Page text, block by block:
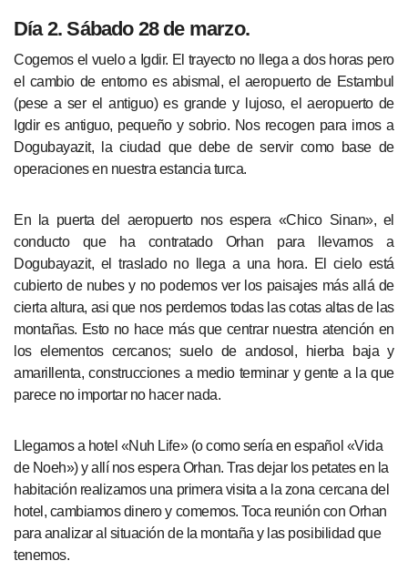
Día 2. Sábado 28 de marzo.
Cogemos el vuelo a Igdir. El trayecto no llega a dos horas pero
el cambio de entorno es abismal, el aeropuerto de Estambul
(pese a ser el antiguo) es grande y lujoso, el aeropuerto de
Igdir es antiguo, pequeño y sobrio. Nos recogen para irnos a
Dogubayazit, la ciudad que debe de servir como base de
operaciones en nuestra estancia turca.
En la puerta del aeropuerto nos espera «Chico Sinan», el
conducto que ha contratado Orhan para llevarnos a
Dogubayazit, el traslado no llega a una hora. El cielo está
cubierto de nubes y no podemos ver los paisajes más allá de
cierta altura, asi que nos perdemos todas las cotas altas de las
montañas. Esto no hace más que centrar nuestra atención en
los elementos cercanos; suelo de andosol, hierba baja y
amarillenta, construcciones a medio terminar y gente a la que
parece no importar no hacer nada.
Llegamos a hotel «Nuh Life» (o como sería en español «Vida
de Noeh») y allí nos espera Orhan. Tras dejar los petates en la
habitación realizamos una primera visita a la zona cercana del
hotel, cambiamos dinero y comemos. Toca reunión con Orhan
para analizar al situación de la montaña y las posibilidad que
tenemos.